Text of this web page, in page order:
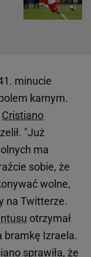
minucie
karnym.
Cristiano
"Już
ma
sobie, że
wolne,
na Twitterze.
otrzymał
bramkę Izraela.
sprawiła, że